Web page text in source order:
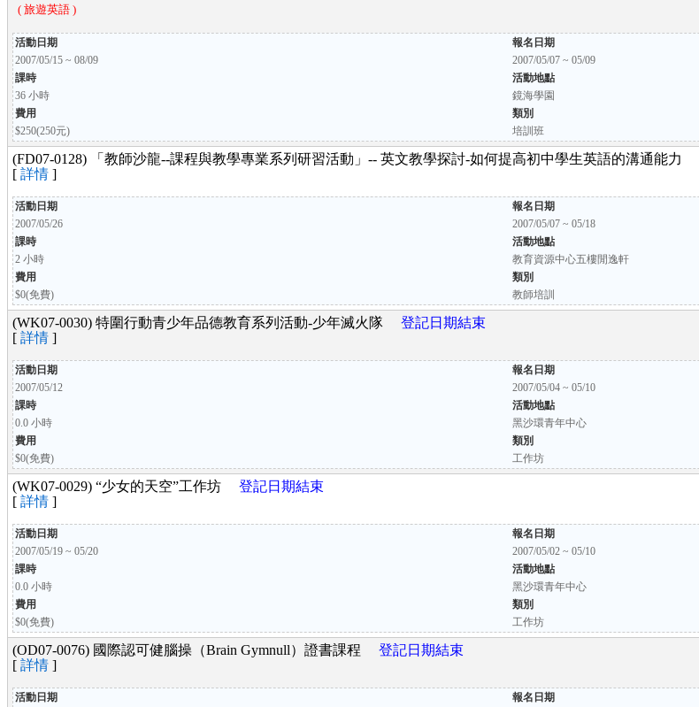
( 旅遊英語 )
活動日期
報名日期
2007/05/15 ~ 08/09
2007/05/07 ~ 05/09
課時
活動地點
36 小時
鏡海學園
費用
類別
$250(250元)
培訓班
(FD07-0128) 「教師沙龍--課程與教學專業系列研習活動」-- 英文教學探討-如何提高初中學生英語的溝通能力
[ 詳情 ]
活動日期
報名日期
2007/05/26
2007/05/07 ~ 05/18
課時
活動地點
2 小時
教育資源中心五樓閒逸軒
費用
類別
$0(免費)
教師培訓
(WK07-0030) 特圍行動青少年品德教育系列活動-少年滅火隊 登記日期結束
[ 詳情 ]
活動日期
報名日期
2007/05/12
2007/05/04 ~ 05/10
課時
活動地點
0.0 小時
黑沙環青年中心
費用
類別
$0(免費)
工作坊
(WK07-0029) “少女的天空”工作坊 登記日期結束
[ 詳情 ]
活動日期
報名日期
2007/05/19 ~ 05/20
2007/05/02 ~ 05/10
課時
活動地點
0.0 小時
黑沙環青年中心
費用
類別
$0(免費)
工作坊
(OD07-0076) 國際認可健腦操（Brain Gymnull）證書課程 登記日期結束
[ 詳情 ]
活動日期
報名日期